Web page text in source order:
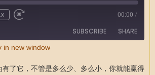
00:00 /
SUBSCRIBE SHARE
in new window
了它，不管是多么少、多么小，你就能赢得